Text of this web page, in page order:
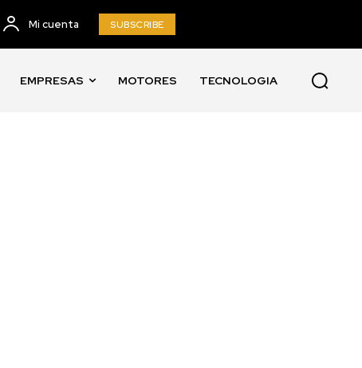
Mi cuenta SUBSCRIBE
EMPRESAS MOTORES TECNOLOGIA